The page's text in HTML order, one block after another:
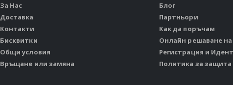
За Нас
Доставка
Контакти
Бисквитки
Общи условия
Връщане или замяна
Блог
Партньори
Как да поръчам
Онлайн решаване на
Регистрация и
Политика за